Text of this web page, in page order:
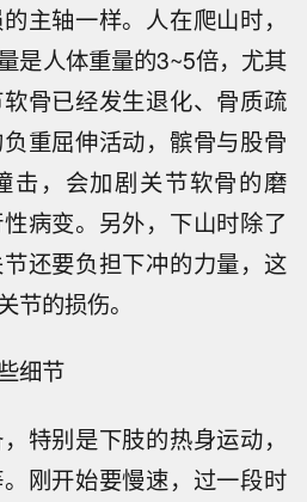
主轴一样。人在爬山时，
是人体重量的3~5倍，尤其
骨已经发生退化、骨质疏
重屈伸活动，髌骨与股骨
击，会加剧关节软骨的磨
病变。另外，下山时除了
还要负担下冲的力量，这
节的损伤。
细节
特别是下肢的热身运动，
刚开始要慢速，过一段时